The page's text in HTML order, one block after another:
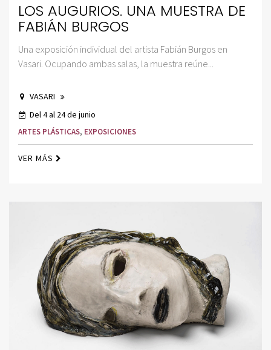
LOS AUGURIOS. UNA MUESTRA DE
FABIÁN BURGOS
Una exposición individual del artista Fabián Burgos en
Vasari. Ocupando ambas salas, la muestra reúne...
VASARI
Del 4 al 24 de junio
ARTES PLÁSTICAS, EXPOSICIONES
VER MÁS